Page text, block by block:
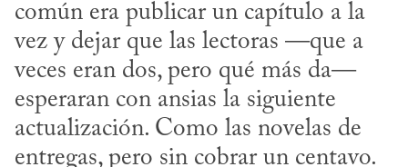
común era publicar un capítulo a la
vez y dejar que las lectoras —que a
veces eran dos, pero qué más da—
esperaran con ansias la siguiente
actualización. Como las novelas de
entregas, pero sin cobrar un centavo.